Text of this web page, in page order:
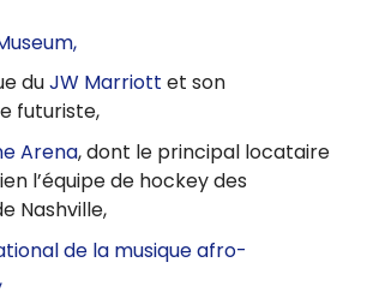
duJW Marriott et son
futuriste,
Arena, dont le principal locataire
l’équipe de hockey des
Nashville,
de la musique afro-